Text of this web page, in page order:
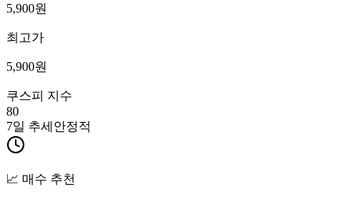
5,900원
최고가
5,900원
쿠스피 지수
80
7일 추세 안정적
📈 매수 추천